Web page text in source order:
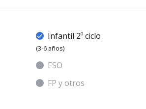
Infantil 2º ciclo
(3-6 años)
ESO
FP y otros